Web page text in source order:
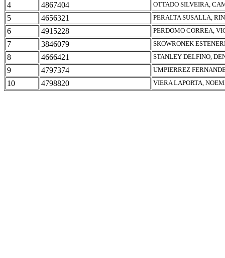
4 4867404 OTTADO SILVEIRA,
5 4656321 PERALTA SUSALLA,
6 4915228 PERDOMO CORREA,
7 3846079 SKOWRONEK
8 4666421 STANLEY DELFINO,
9 4797374 UMPIERREZ
10 4798820 VIERA LAPORTA,